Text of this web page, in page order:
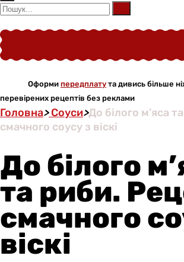
Оформи передплату та дивись більше
перевірених рецептів без реклами
Головна>Соуси>До білого м’яса
смачного соусу з віскі
До білого
та риби.
смачного
віскі